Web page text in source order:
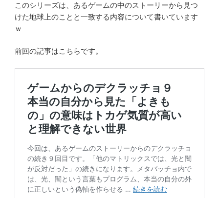
このシリーズは、あるゲームの中のストーリーから見つ
けた地球上のことと一致する内容について書いています
ｗ
前回の記事はこちらです。